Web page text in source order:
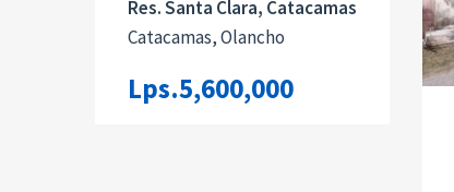
Res. Santa Clara, Catacamas
Catacamas, Olancho
Lps.5,600,000